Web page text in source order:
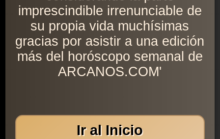
imprescindible irrenunciable de
su propia vida muchísimas
gracias por asistir a una edición
más del horóscopo semanal de
ARCANOS.COM'
Ir al Inicio